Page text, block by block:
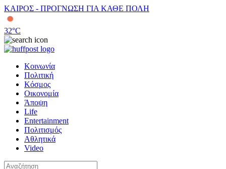
ΚΑΙΡΟΣ - ΠΡΟΓΝΩΣΗ ΓΙΑ ΚΑΘΕ ΠΟΛΗ
32°C
Κοινωνία
Πολιτική
Κόσμος
Οικονομία
Άποψη
Life
Entertainment
Πολιτισμός
Αθλητικά
Video